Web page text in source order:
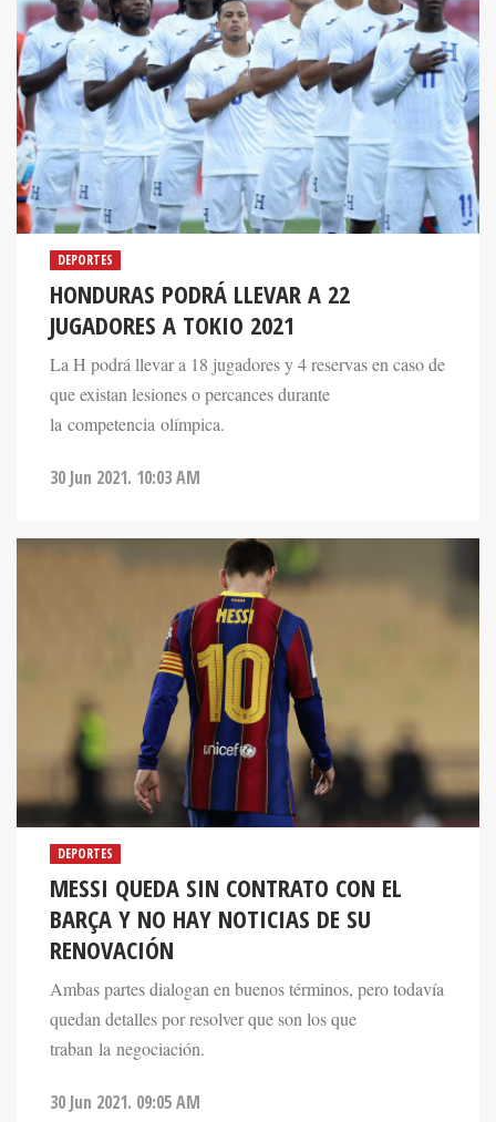
DEPORTES
HONDURAS PODRÁ LLEVAR A 22
JUGADORES A TOKIO 2021
La H podrá llevar a 18 jugadores y 4 reservas en caso de
que existan lesiones o percances durante
la competencia olímpica.
30 Jun 2021. 10:03 AM
DEPORTES
MESSI QUEDA SIN CONTRATO CON EL
BARÇA Y NO HAY NOTICIAS DE SU
RENOVACIÓN
Ambas partes dialogan en buenos términos, pero todavía
quedan detalles por resolver que son los que
traban la negociación.
30 Jun 2021. 09:05 AM